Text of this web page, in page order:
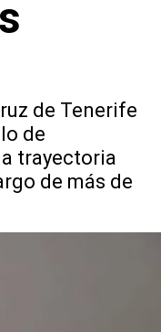
de Tenerife
de
trayectoria
de más de